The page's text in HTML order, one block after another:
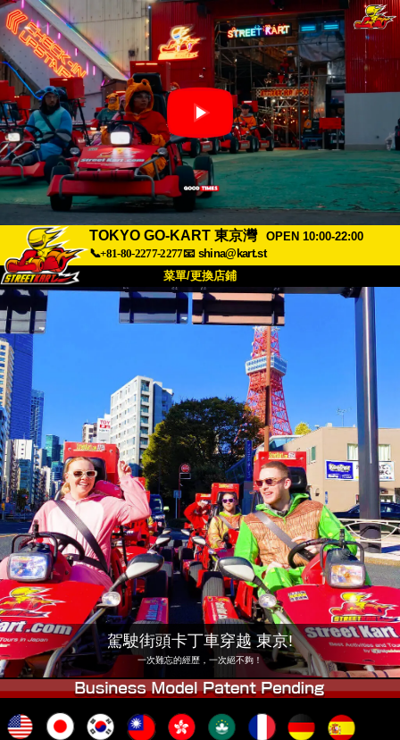
TOKYO GO-KART 東京灣
OPEN 10:00-22:00
📞+81-80-2277-2277📧 shina@kart.st
菜單/更換店鋪
首頁
預訂
更換店鋪
東京 品川 #1 東京 秋葉原 #1
東京 秋葉原 #2 東京 澀谷
東京 澀谷附店 東京灣
東京 淺草 大阪
沖繩
駕駛街頭卡丁車穿越 東京!
一次難忘的經歷，一次絕不夠！